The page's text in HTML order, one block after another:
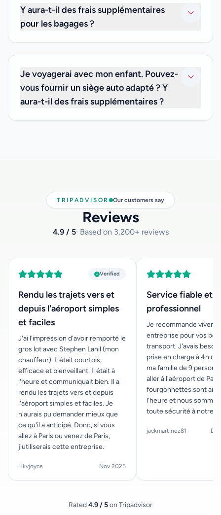
lesquels vous voyagez. Nous ne proposons pas de
services de transfert partagé.
Y aura-t-il des frais supplémentaires
pour les bagages ?
supplémentaires.
Je voyagerai avec mon enfant. Pouvez-
vous fournir un siège auto adapté ? Y
aura-t-il des frais supplémentaires ?
TRIPADVISOR Our customers say
Reviews
4.9 / 5· Based on 3,200+ reviews
Verified
Rendu les trajets vers et
depuis l'aéroport simples
et faciles
J'ai l'impression d'avoir remporté le
gros lot avec Stephen Lanil (mon
chauffeur). Il était courtois,
efficace et bienveillant. Il était à
l'heure et communiquait bien. Il a
rendu les trajets vers et depuis
l'aéroport simples et faciles. Je
n'aurais pu demander mieux que
ce qu'il a anticipé. Donc, si vous
allez à Paris ou venez de Paris,
j'utiliserais cette entreprise.
Hkvjoyce Nov 2025
Service fiable et
professionnel
Je recommande
entreprise pour vos
transport. J'avais
prise en charge à 4h du
ma famille de 9
aller à l'aéroport de
fourgonnettes sont
l'heure et nous
toute sécurité à notre
jackmartinez81
Rated4.9 / 5on Tripadvisor